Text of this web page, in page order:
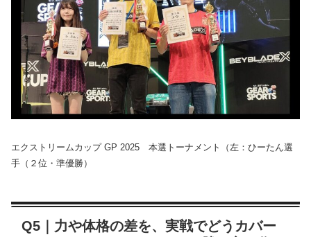
エクストリームカップ GP 2025 本選トーナメント（左：ひーたん選
手（２位・準優勝）
Q5｜力や体格の差を、実戦でどうカバー